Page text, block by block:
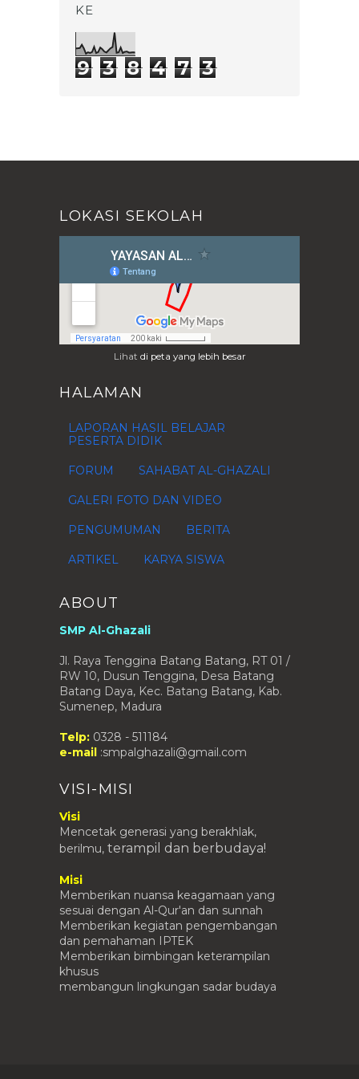
►
►Oktober
▼September
(60)
HOLIMAN, KETUA BARU OSIS
STUDI WISATA KE PANTAI BADUR
Present Continous vs Simple
Present Exercise
Computer Practice Assignment
(for class 8 and 9)
NILAI ULANGAN 1 B ARAB KELAS 8
Nilai Ulangan 1 IPS Kelas IX
Soal Latihan Tag Question with
UTS Bahasa Inggris Kelas VIII
UTS Bahasa Inggris Kelas VII
Semester 2 Online
APEL PAGI
NILAI IPA Kelas VII (Ujian dan
INGGRIS
NILAI B ARAB Kelas 1 (ujian 1)
LIST OF STUDENTS' SCORE FOR
ENGLISH VOCABULARY TES...
NILAI SBK KELAS VII (PRAKTEK 1 & 2)
NILAI B. ARAB KELAS VIII (HAFALAN
1)
DASAR KELAS VIII
Buku B Inggris Kelas 9
Buku Matematika Kelas 9
Buku IPA Kelas 9
Buku PKN Kelas 9
Buku Bahasa Indonesia Kelas 8
KE
9 3 8 4 7 3
LOKASI SEKOLAH
Lihat di peta yang lebih besar
HALAMAN
LAPORAN HASIL BELAJAR
PESERTA DIDIK
FORUM SAHABAT AL-GHAZALI
GALERI FOTO DAN VIDEO
PENGUMUMAN BERITA
ARTIKEL KARYA SISWA
ABOUT
SMP Al-Ghazali
Jl. Raya Tenggina Batang Batang, RT 01 /
RW 10, Dusun Tenggina, Desa Batang
Batang Daya, Kec. Batang Batang, Kab.
Sumenep, Madura
Telp: 0328 - 511184
e-mail :smpalghazali@gmail.com
VISI-MISI
Visi
Mencetak generasi yang berakhlak,
berilmu, terampil dan berbudaya!
Misi
Memberikan nuansa keagamaan yang
sesuai dengan Al-Qur'an dan sunnah
Memberikan kegiatan pengembangan
dan pemahaman IPTEK
Memberikan bimbingan keterampilan
khusus
membangun lingkungan sadar budaya